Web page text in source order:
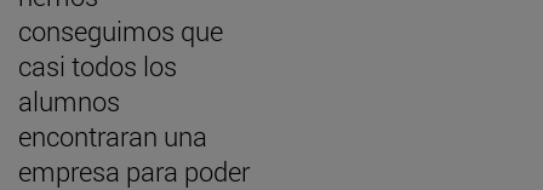
conseguimos que
casi todos los
alumnos
encontraran una
empresa para poder